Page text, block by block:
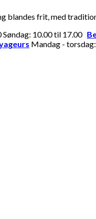
blandes frit, med
10.00 til 17.00
Mandag -